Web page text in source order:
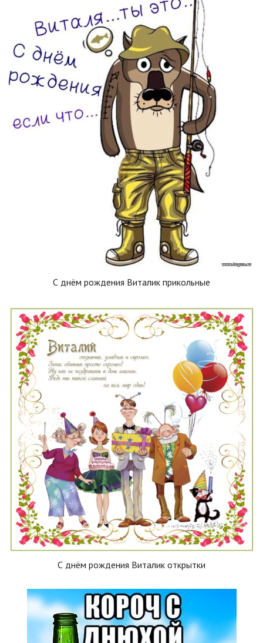
С днём рождения Виталик прикольные
С днём рождения Виталик открытки